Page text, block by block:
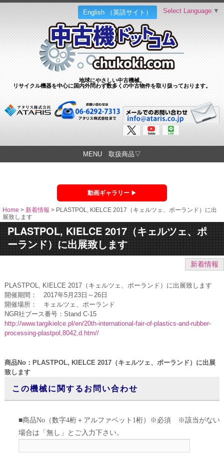
English （英語サイト）
地球にやさしい中古機械。
リサイクル機器を中心に国内外問わず数多くの中古物件を取り扱っております。
Select Language ▼
MENU 取扱商品▽
動画ギャラリー
Home > 新着情報 > PLASTPOL, KIELCE 2017（キェルツェ、ポーランド）に出
展致します
PLASTPOL, KIELCE 2017（キェルツェ、ポ
ーランド）に出展致します
新着情報
PLASTPOL, KIELCE 2017（キェルツェ、ポーランド）に出展致します
開催期間： 2017年5月23日～26日
開催場所： キェルツェ、ポーランド
NGR社ブース番号：Stand C-15
http://www.targikielce.pl/en/20th-international-fair-of-plastics-and-rubber-
processing-plastpol,8042,d.htm//
商品No：PLASTPOL, KIELCE 2017（キェルツェ、ポーランド）に出展
致します
この機械に関するお問い合わせ